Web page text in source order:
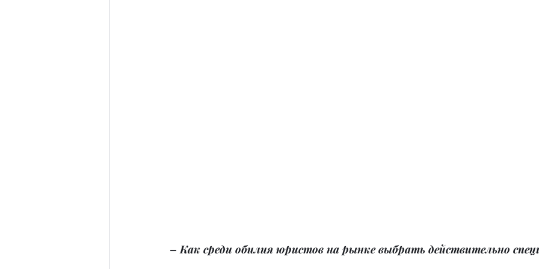
– Как среди обилия юристов на рынке выбрать действительно